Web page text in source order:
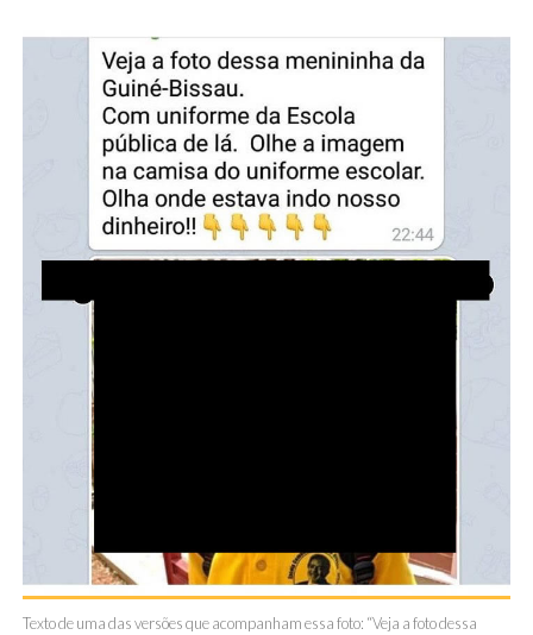
Texto de uma das versões que acompanham essa foto: “Veja a foto dessa